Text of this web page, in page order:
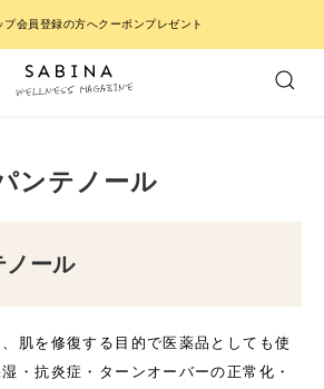
プ会員登録の方へクーポンプレゼント
ンテノール
ノール
肌を修復する目的で医薬品としても使
・抗炎症・ターンオーバーの正常化・